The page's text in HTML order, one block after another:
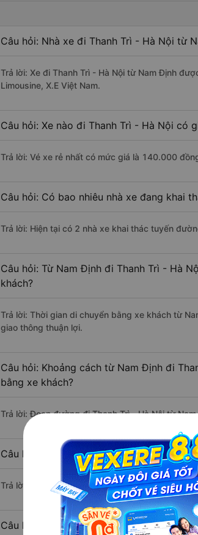
Câu hỏi: Nhà xe đi Thanh Trì - Hà Nội từ
Trả lời: Xe đi Thanh Trì - Hà Nội từ Nam Định
Limousine, X.E Việt Nam.
Câu hỏi: Xe nào đi Thanh Trì - Hà Nội có
Trả lời: Vé xe rẻ nhất có mức giá là 140.000
Câu hỏi: Có bao nhiêu nhà xe đang khai
Trả lời: Hiện tại có 2 nhà xe khai thác tuyến
Câu hỏi: Từ Nam Định đi Thanh Trì - Hà
khách?
Trả lời: Thời gian di chuyển bằng xe khách từ
giao thông thuận lợi.
Câu hỏi: Khoảng cách từ Nam Định đi
bằng xe khách?
Trả lời: Đoạn đường đi Thanh Trì - Hà Nội từ
Câu hỏi: Mỗi ngày có bao nhiêu chuyến
Trả lời: Trung bình mỗi ngày có khoảng 48
Câu hỏi: Nhà xe đi Nam Định Thanh Trì -